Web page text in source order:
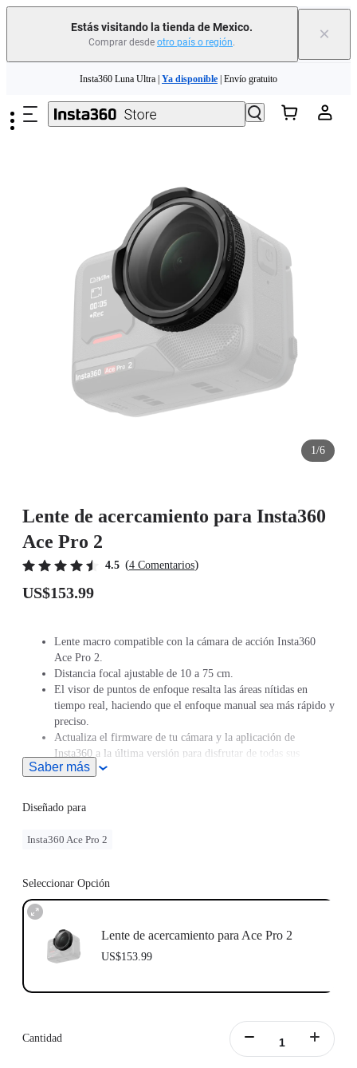
Estás visitando la tienda de Mexico.
Comprar desde otro país o región. ×
Insta360 Luna Ultra |Ya disponible| Envío gratuito
Insta360 Luna Ultra | Ya disponible | Envío gratuito
1/6
Lente de acercamiento para Insta360
Ace Pro 2
4.5 (4 Comentarios)
US$153.99
Lente macro compatible con la cámara de acción Insta360
Ace Pro 2.
Distancia focal ajustable de 10 a 75 cm.
El visor de puntos de enfoque resalta las áreas nítidas en
tiempo real, haciendo que el enfoque manual sea más rápido y
preciso.
Actualiza el firmware de tu cámara y la aplicación de
Insta360 a la última versión para disfrutar de todas sus
funciones.
Saber más
Diseñado para
Insta360 Ace Pro 2
Seleccionar Opción
Lente de acercamiento para Ace Pro 2
US$153.99
Cantidad